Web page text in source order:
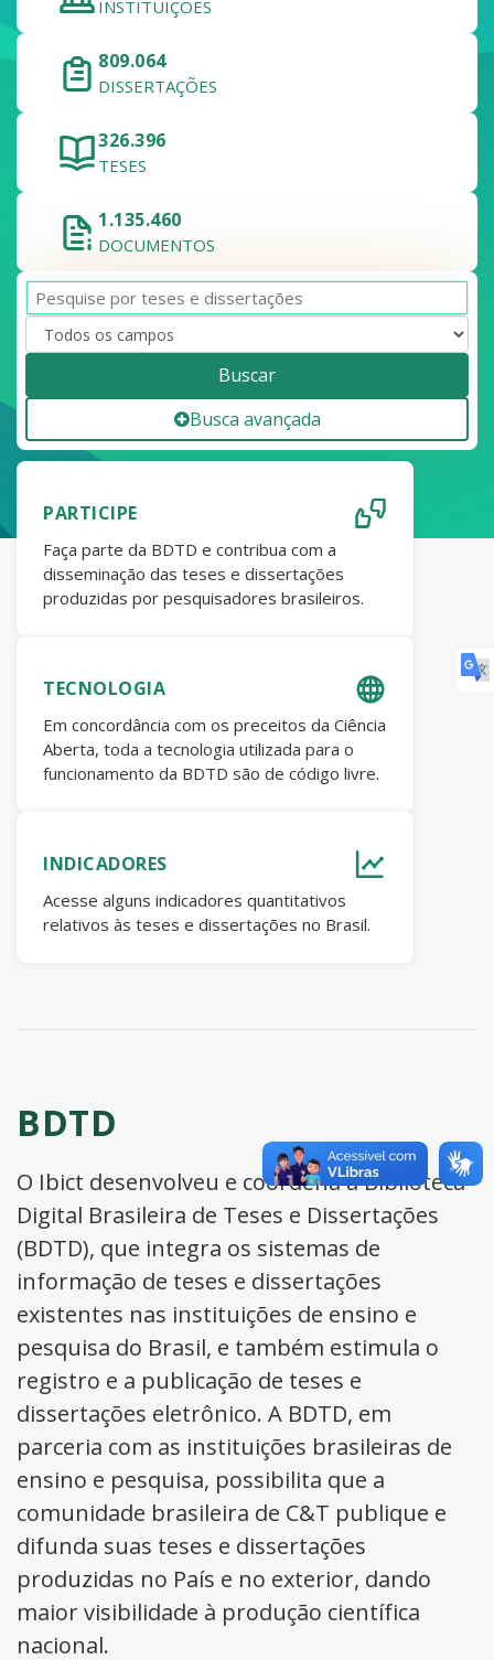
INSTITUIÇÕES
809.064
DISSERTAÇÕES
326.396
TESES
1.135.460
DOCUMENTOS
Buscar
Busca avançada
PARTICIPE
Faça parte da BDTD e contribua com a
disseminação das teses e dissertações
produzidas por pesquisadores brasileiros.
TECNOLOGIA
Em concordância com os preceitos da Ciência
Aberta, toda a tecnologia utilizada para o
funcionamento da BDTD são de código livre.
INDICADORES
Acesse alguns indicadores quantitativos
relativos às teses e dissertações no Brasil.
BDTD
O Ibict desenvolveu e coordena a Biblioteca
Digital Brasileira de Teses e Dissertações
(BDTD), que integra os sistemas de
informação de teses e dissertações
existentes nas instituições de ensino e
pesquisa do Brasil, e também estimula o
registro e a publicação de teses e
dissertações eletrônico. A BDTD, em
parceria com as instituições brasileiras de
ensino e pesquisa, possibilita que a
comunidade brasileira de C&T publique e
difunda suas teses e dissertações
produzidas no País e no exterior, dando
maior visibilidade à produção científica
nacional.